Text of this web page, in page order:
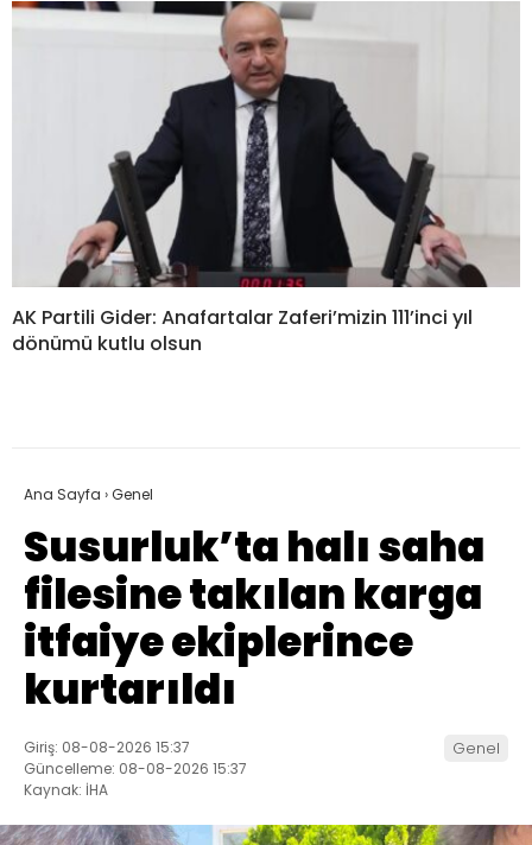
AK Partili Gider: Anafartalar Zaferi’mizin 111’inci yıl
dönümü kutlu olsun
Ana Sayfa ›Genel
Susurluk’ta halı saha
filesine takılan karga
itfaiye ekiplerince
kurtarıldı
Giriş: 08-08-2026 15:37
Güncelleme: 08-08-2026 15:37
Kaynak: İHA
Genel